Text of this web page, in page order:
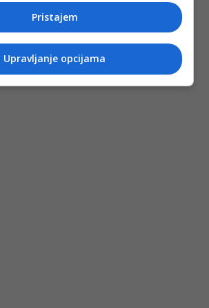
Pristajem
Upravljanje opcijama